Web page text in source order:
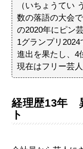
（いちょうてい
数の落語の大会
の2020年にピン
1グランプリ
進出を果たし、4
現在はフリー芸
経理歴13年
ト